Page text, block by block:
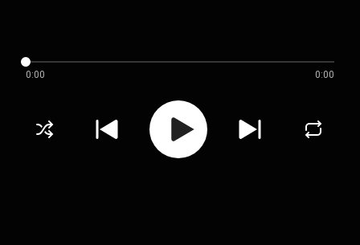
0:00 0:00